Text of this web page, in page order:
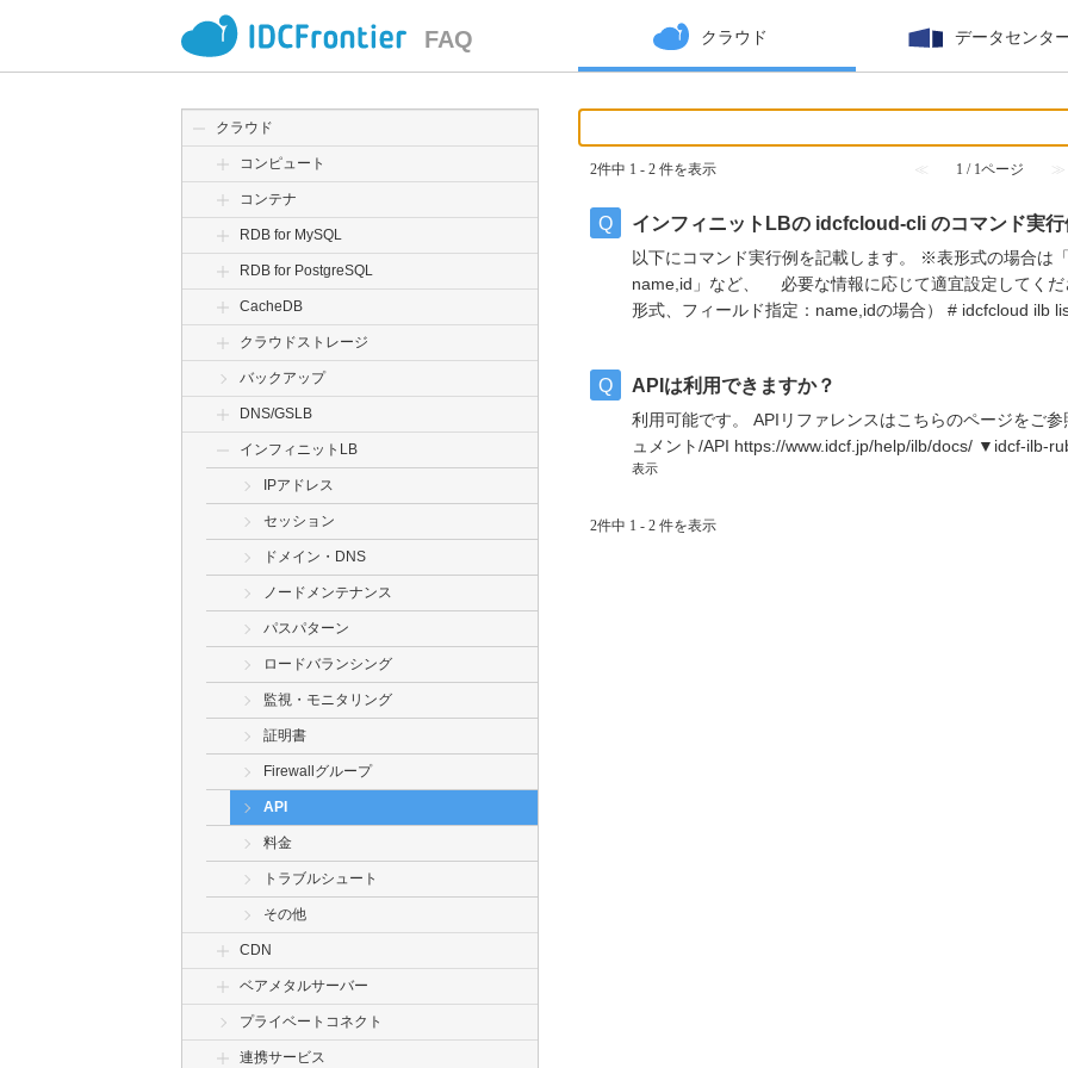
FAQ クラウド データセンタ
クラウド
コンピュート
コンテナ
RDB for MySQL
RDB for PostgreSQL
CacheDB
クラウドストレージ
バックアップ
DNS/GSLB
インフィニットLB
IPアドレス
セッション
ドメイン・DNS
ノードメンテナンス
パスパターン
ロードバランシング
監視・モニタリング
証明書
Firewallグループ
API
料金
トラブルシュート
その他
CDN
ベアメタルサーバー
プライベートコネクト
連携サービス
2件中 1 - 2 件を表示 ≪ 1 / 1ページ ≫
インフィニットLBの idcfcloud-cli のコマンド実行
以下にコマンド実行例を記載します。 ※表形式の場合は
name,id」など、 必要な情報に応じて適宜設定してくだ
形式、フィールド指定：name,idの場合） # idcfcloud ilb
APIは利用できますか？
利用可能です。 APIリファレンスはこちらのページをご
ュメント/API https://www.idcf.jp/help/ilb/docs/ ▼idcf-ilb-
表示
2件中 1 - 2 件を表示